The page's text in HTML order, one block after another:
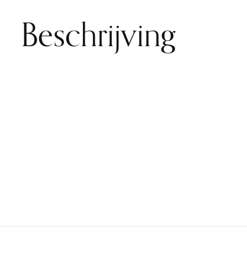
Beschrijving